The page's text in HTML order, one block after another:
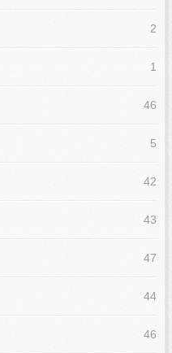
2
1
46
5
42
43
47
44
46